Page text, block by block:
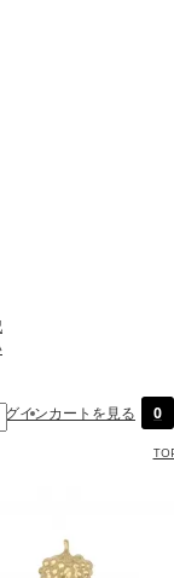
カートを見る
0
ログイン